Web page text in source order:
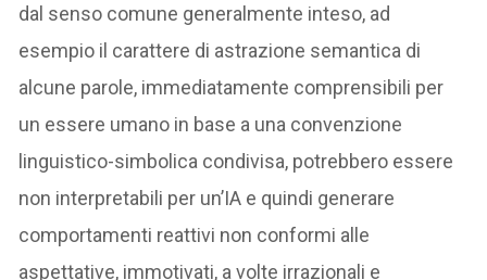
dal senso comune generalmente inteso, ad
esempio il carattere di astrazione semantica di
alcune parole, immediatamente comprensibili per
un essere umano in base a una convenzione
linguistico-simbolica condivisa, potrebbero essere
non interpretabili per un’IA e quindi generare
comportamenti reattivi non conformi alle
aspettative, immotivati, a volte irrazionali e